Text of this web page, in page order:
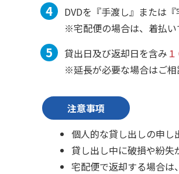
DVDを『手渡し』または『
※宅配便の場合は、着払い
貸出日及び返却日を含み
※延長が必要な場合はご相
注意事項
個人的な貸し出しの申し
貸し出し中に破損や紛失
宅配便で返却する場合は